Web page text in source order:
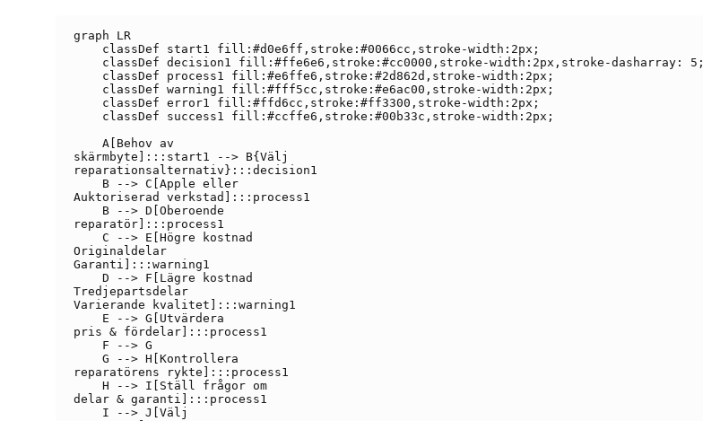
graph LR
    classDef start1 fill:#d0e6ff,stroke:#0066cc,stroke-width:2px;
    classDef decision1 fill:#ffe6e6,stroke:#cc0000,stroke-width:2px,stroke-dasharray: 5;
    classDef process1 fill:#e6ffe6,stroke:#2d862d,stroke-width:2px;
    classDef warning1 fill:#fff5cc,stroke:#e6ac00,stroke-width:2px;
    classDef error1 fill:#ffd6cc,stroke:#ff3300,stroke-width:2px;
    classDef success1 fill:#ccffe6,stroke:#00b33c,stroke-width:2px;
    A[Behov av
skärmbyte]:::start1 --> B{Välj
reparationsalternativ}:::decision1
    B --> C[Apple eller
Auktoriserad verkstad]:::process1
    B --> D[Oberoende
reparatör]:::process1
    C --> E[Högre kostnad
Originaldelar
Garanti]:::warning1
    D --> F[Lägre kostnad
Tredjepartsdelar
Varierande kvalitet]:::warning1
    E --> G[Utvärdera
pris & fördelar]:::process1
    F --> G
    G --> H[Kontrollera
reparatörens rykte]:::process1
    H --> I[Ställ frågor om
delar & garanti]:::process1
    I --> J[Välj